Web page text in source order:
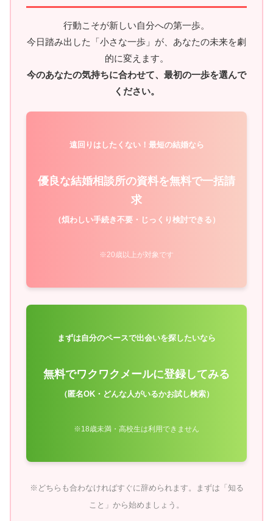
行動こそが新しい自分への第一歩。
今日踏み出した「小さな一歩」が、あなたの未来を劇
的に変えます。
今のあなたの気持ちに合わせて、最初の一歩を選んで
ください。
遠回りはしたくない！最短の結婚なら
優良な結婚相談所の資料を無料で一括請
求
（煩わしい手続き不要・じっくり検討できる）
※20歳以上が対象です
まずは自分のペースで出会いを探したいなら
無料でワクワクメールに登録してみる
（匿名OK・どんな人がいるかお試し検索）
※18歳未満・高校生は利用できません
※どちらも合わなければすぐに辞められます。まずは「知る
こと」から始めましょう。